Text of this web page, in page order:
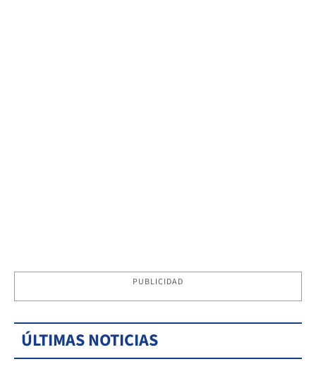
PUBLICIDAD
ÚLTIMAS NOTICIAS